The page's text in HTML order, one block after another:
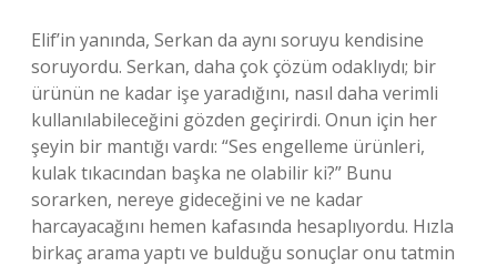
Elif’in yanında, Serkan da aynı soruyu kendisine
soruyordu. Serkan, daha çok çözüm odaklıydı; bir
ürünün ne kadar işe yaradığını, nasıl daha verimli
kullanılabileceğini gözden geçirirdi. Onun için her
şeyin bir mantığı vardı: “Ses engelleme ürünleri,
kulak tıkacından başka ne olabilir ki?” Bunu
sorarken, nereye gideceğini ve ne kadar
harcayacağını hemen kafasında hesaplıyordu. Hızla
birkaç arama yaptı ve bulduğu sonuçlar onu tatmin